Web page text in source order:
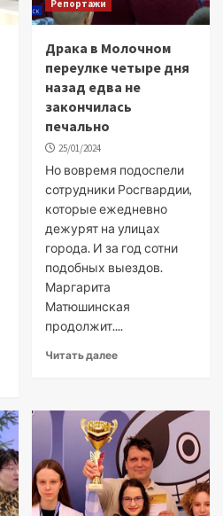
Репортажи
Драка в Молочном
переулке четыре дня
назад едва не
закончилась
печально
25/01/2024
Но вовремя подоспели
сотрудники Росгвардии,
которые ежедневно
дежурят на улицах
города. И за год сотни
подобных выездов.
Маргарита
Матюшинская
продолжит....
Читать далее